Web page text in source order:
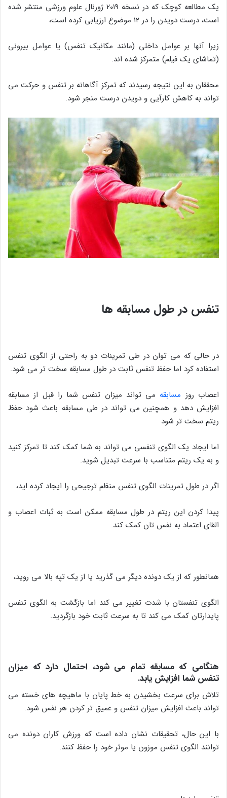
یک مطالعه کوچک که در نسخه ۲۰۱۹ ژورنال علوم ورزشی منتشر شده
است، درست دویدن را در ۱۲ موضوع ارزیابی کرده است،
زیرا آنها بر عوامل داخلی (مانند مکانیک تنفس) یا عوامل بیرونی
(تماشای یک فیلم) متمرکز شده اند.
محققان به این نتیجه رسیدند که تمرکز آگاهانه بر تنفس و حرکت می
تواند به کاهش کارآیی و دویدن درست منجر شود.
تنفس در طول مسابقه ها
در حالی که می توان در طی تمرینات دو به راحتی از الگوی تنفس
استفاده کرد اما حفظ تنفس ثابت در طول مسابقه سخت تر می شود.
اعصاب روز مسابقهمی تواند میزان تنفس شما را قبل از مسابقه
افزایش دهد و همچنین می تواند در طی مسابقه باعث شود حفظ
ریتم سخت تر شود
اما ایجاد یک الگوی تنفسی می تواند به شما کمک کند تا تمرکز کنید
و به یک ریتم متناسب با سرعت تبدیل شوید.
اگر در طول تمرینات الگوی تنفس منظم ترجیحی را ایجاد کرده اید،
پیدا کردن این ریتم در طول مسابقه ممکن است به ثبات اعصاب و
القای اعتماد به نفس تان کمک کند.
همانطور که از یک دونده دیگر می گذرید یا از یک تپه بالا می روید،
الگوی تنفستان با شدت تغییر می کند اما بازگشت به الگوی تنفس
پایدارتان کمک می کند تا به سرعت ثابت خود بازگردید.
هنگامی که مسابقه تمام می شود، احتمال دارد که میزان
تنفس شما افزایش یابد.
تلاش برای سرعت بخشیدن به خط پایان با ماهیچه های خسته می
تواند باعث افزایش میزان تنفس و عمیق تر کردن هر نفس شود.
با این حال، تحقیقات نشان داده است که ورزش کاران دونده می
توانند الگوی تنفس موزون یا موثر خود را حفظ کنند.